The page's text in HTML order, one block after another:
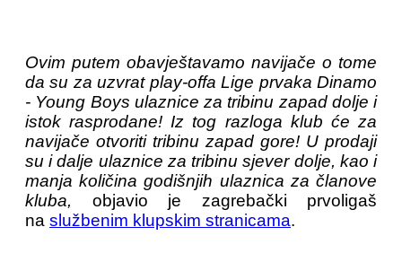
Ovim putem obavještavamo navijače o tome
da su za uzvrat play-offa Lige prvaka Dinamo
- Young Boys ulaznice za tribinu zapad dolje i
istok rasprodane! Iz tog razloga klub će za
navijače otvoriti tribinu zapad gore! U prodaji
su i dalje ulaznice za tribinu sjever dolje, kao i
manja količina godišnjih ulaznica za članove
kluba, objavio je zagrebački prvoligaš
na službenim klupskim stranicama.